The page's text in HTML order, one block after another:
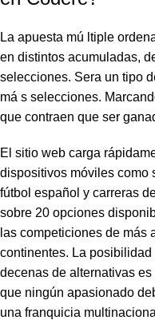
La apuesta mú ltiple
en distintos acumuladas,
selecciones. Sera un tipo
má s selecciones.
que contraen que ser
El sitio web carga
dispositivos móviles como
fútbol español y carreras
sobre 20 opciones
las competiciones de más
continentes. La
decenas de alternativas
que ningún apasionado
una franquicia